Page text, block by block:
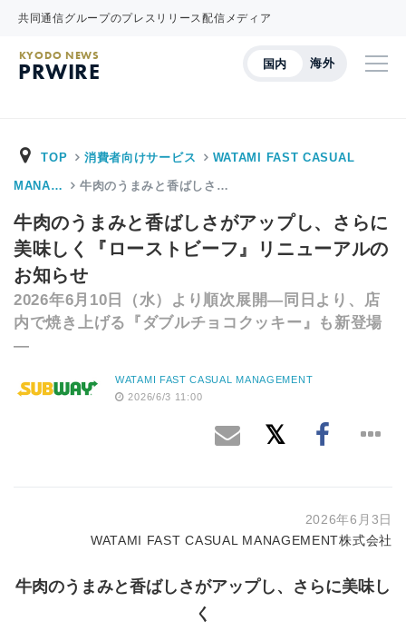
共同通信グループのプレスリリース配信メディア
国内 海外
KYODO NEWS
PRWIRE
TOP 消費者向けサービス WATAMI FAST CASUAL
MANA… 牛肉のうまみと香ばしさ…
牛肉のうまみと香ばしさがアップし、さらに
美味しく『ローストビーフ』リニューアルの
お知らせ
2026年6月10日（水）より順次展開―同日より、店
内で焼き上げる『ダブルチョコクッキー』も新登場
―
WATAMI FAST CASUAL MANAGEMENT
2026/6/3 11:00
2026年6月3日
WATAMI FAST CASUAL MANAGEMENT株式会社
牛肉のうまみと香ばしさがアップし、さらに美味し
く